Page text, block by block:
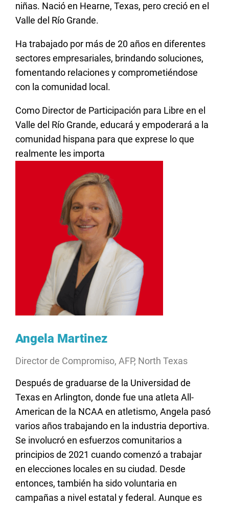
niñas. Nació en Hearne, Texas, pero creció en el
Valle del Río Grande.
Ha trabajado por más de 20 años en diferentes
sectores empresariales, brindando soluciones,
fomentando relaciones y comprometiéndose
con la comunidad local.
Como Director de Participación para Libre en el
Valle del Río Grande, educará y empoderará a la
comunidad hispana para que exprese lo que
realmente les importa
Angela Martinez
Director de Compromiso, AFP, North Texas
Despuésde graduarse de la Universidad de
Texasen Arlington, donde fue una atleta All-
American de la NCAA en atletismo, Angela pasó
varios añostrabajandoen la industria deportiva.
Se involucróen esfuerzoscomunitarios a
principiosde 2021 cuandocomenzó a trabajar
en elecciones localesen su ciudad. Desde
entonces, también ha sidovoluntaria en
campañas a nivel estatal y federal. Aunque es